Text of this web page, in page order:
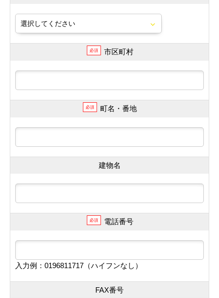
必須 市区町村
必須 町名・番地
建物名
必須 電話番号
入力例：0196811717（ハイフンなし）
FAX番号